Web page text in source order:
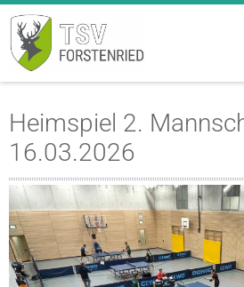
Heimspiel 2.
16.03.2026